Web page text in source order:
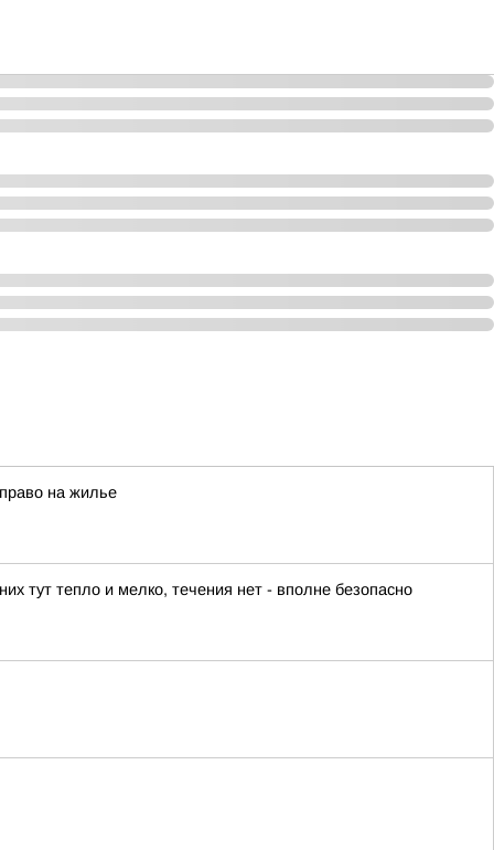
на жилье
тут тепло и мелко, течения нет - вполне безопасно